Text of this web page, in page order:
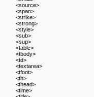
<source>
<span>
<strike>
<strong>
<style>
<sub>
<sup>
<table>
<tbody>
<td>
<textarea>
<tfoot>
<th>
<thead>
<time>